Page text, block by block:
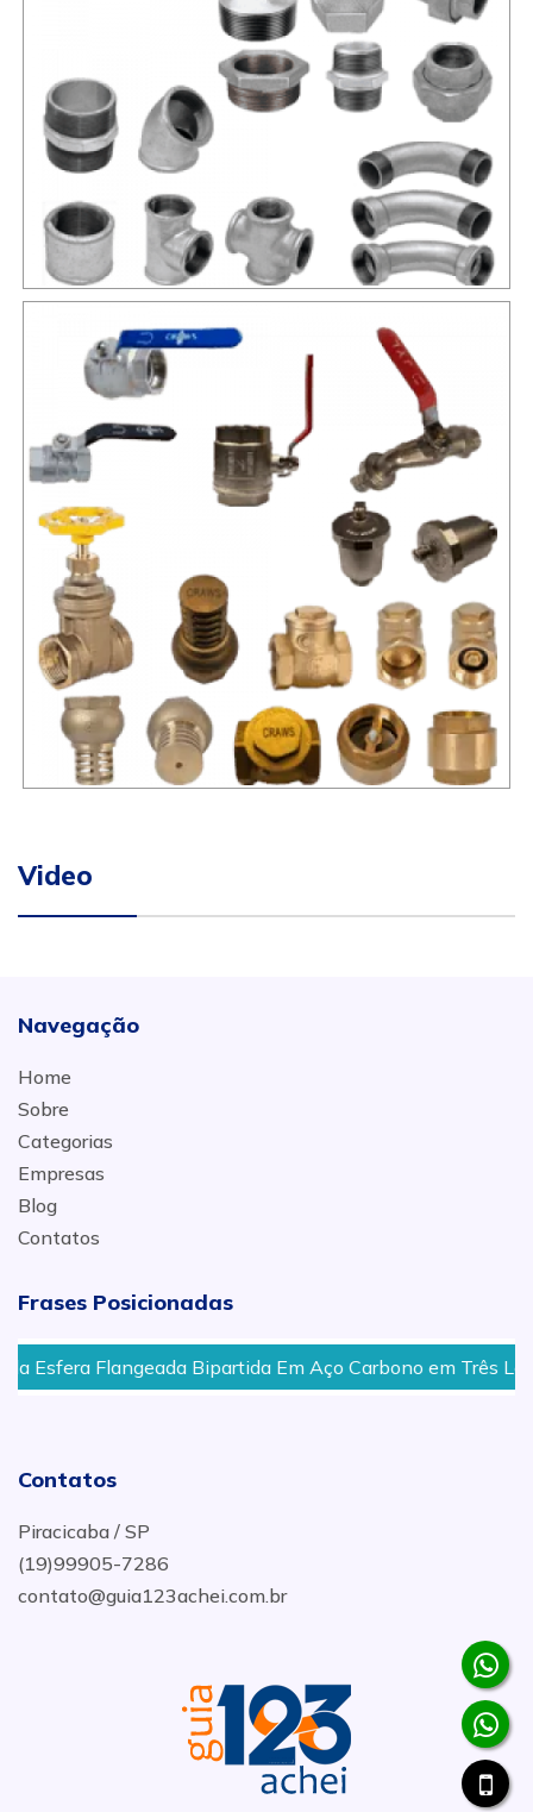
Video
Navegação
Home
Sobre
Categorias
Empresas
Blog
Contatos
Frases Posicionadas
Flangeada Bipartida Em Aço Carbono em Três Lagoas
Contatos
Piracicaba / SP
(19)99905-7286
contato@guia123achei.com.br